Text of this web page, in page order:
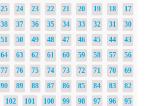
17
18
19
20
21
22
23
24
25
30
31
32
33
34
35
36
37
38
43
44
45
46
47
48
49
50
51
56
57
58
59
60
61
62
63
64
69
70
71
72
73
74
75
76
77
82
83
84
85
86
87
88
89
90
95
96
97
98
99
100
101
102